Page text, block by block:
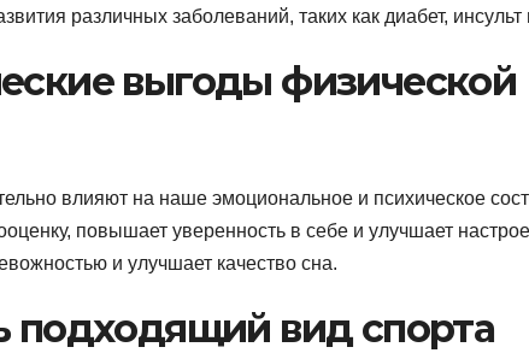
различных заболеваний, таких как диабет, инсульт
выгоды физической
влияют на наше эмоциональное и психическое
повышает уверенность в себе и улучшает
и улучшает качество сна.
подходящий вид спорта